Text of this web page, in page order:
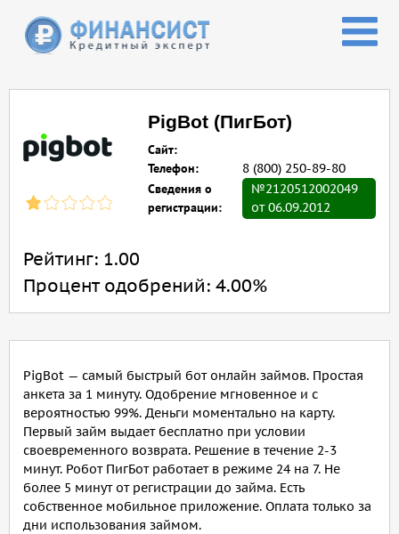
PigBot (ПигБот)
Сайт:
Телефон:
8 (800) 250-89-80
Сведения о
регистрации:
№2120512002049
от 06.09.2012
Рейтинг: 1.00
Процент одобрений: 4.00%
PigBot — самый быстрый бот онлайн займов. Простая
анкета за 1 минуту. Одобрение мгновенное и с
вероятностью 99%. Деньги моментально на карту.
Первый займ выдает бесплатно при условии
своевременного возврата. Решение в течение 2-3
минут. Робот ПигБот работает в режиме 24 на 7. Не
более 5 минут от регистрации до займа. Есть
собственное мобильное приложение. Оплата только за
дни использования займом.